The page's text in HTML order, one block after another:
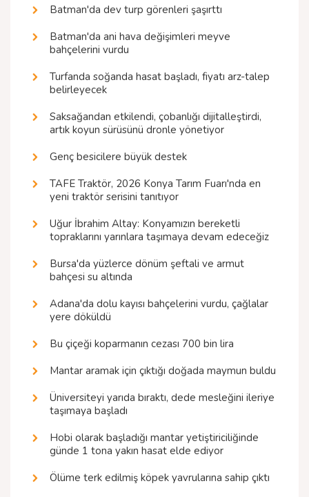
Batman'da dev turp görenleri şaşırttı
Batman'da ani hava değişimleri meyve
bahçelerini vurdu
Turfanda soğanda hasat başladı, fiyatı arz-talep
belirleyecek
Saksağandan etkilendi, çobanlığı dijitalleştirdi,
artık koyun sürüsünü dronle yönetiyor
Genç besicilere büyük destek
TAFE Traktör, 2026 Konya Tarım Fuarı'nda en
yeni traktör serisini tanıtıyor
Uğur İbrahim Altay: Konyamızın bereketli
topraklarını yarınlara taşımaya devam edeceğiz
Bursa'da yüzlerce dönüm şeftali ve armut
bahçesi su altında
Adana'da dolu kayısı bahçelerini vurdu, çağlalar
yere döküldü
Bu çiçeği koparmanın cezası 700 bin lira
Mantar aramak için çıktığı doğada maymun buldu
Üniversiteyi yarıda bıraktı, dede mesleğini ileriye
taşımaya başladı
Hobi olarak başladığı mantar yetiştiriciliğinde
günde 1 tona yakın hasat elde ediyor
Ölüme terk edilmiş köpek yavrularına sahip çıktı